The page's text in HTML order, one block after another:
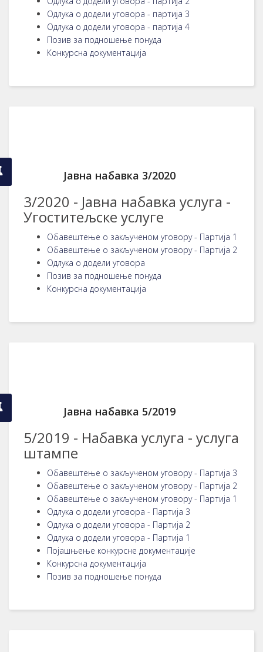
Одлука о додели уговора - партија 3
Одлука о додели уговора - партија 4
Позив за подношење понуда
Конкурсна документација
Јавна набавка 3/2020
3/2020 - Јавна набавка услуга -
Угоститељске услуге
Обавештење о закљученом уговору - Партија 1
Обавештење о закљученом уговору - Партија 2
Одлука о додели уговора
Позив за подношење понуда
Конкурсна документација
Јавна набавка 5/2019
5/2019 - Набавка услуга - услуга
штампе
Обавештење о закљученом уговору - Партија 3
Обавештење о закљученом уговору - Партија 2
Обавештење о закљученом уговору - Партија 1
Одлука о додели уговора - Партија 3
Одлука о додели уговора - Партија 2
Одлука о додели уговора - Партија 1
Појашњење конкурсне документације
Конкурсна документација
Позив за подношење понуда